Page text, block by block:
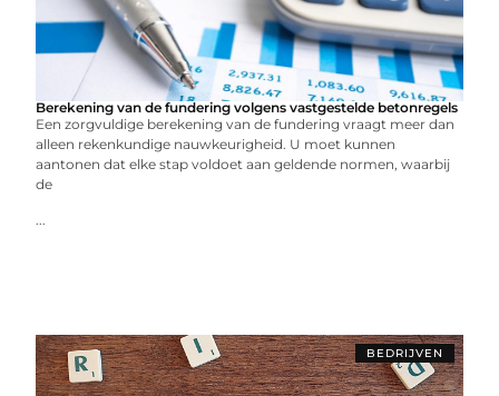
Berekening van de fundering volgens vastgestelde betonregels
Een zorgvuldige berekening van de fundering vraagt meer dan
alleen rekenkundige nauwkeurigheid. U moet kunnen
aantonen dat elke stap voldoet aan geldende normen, waarbij
de
...
BEDRIJVEN